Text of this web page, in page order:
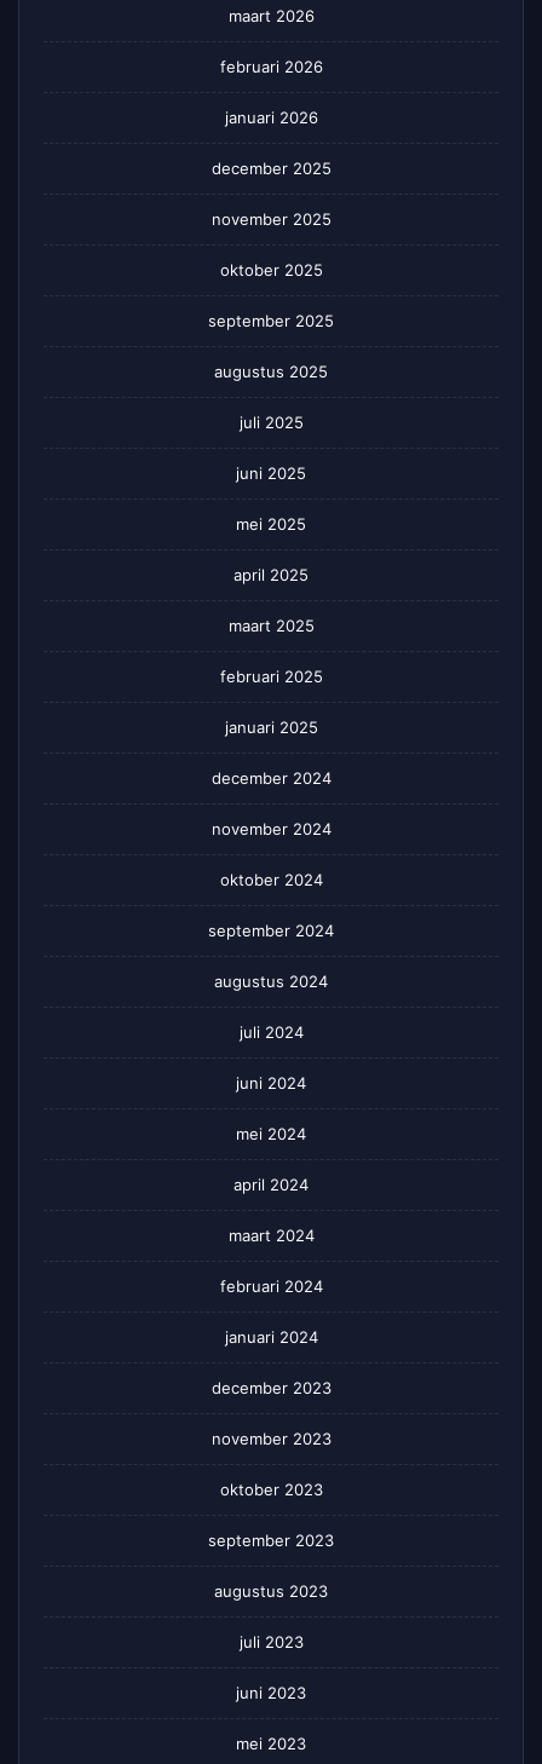
maart 2026
februari 2026
januari 2026
december 2025
november 2025
oktober 2025
september 2025
augustus 2025
juli 2025
juni 2025
mei 2025
april 2025
maart 2025
februari 2025
januari 2025
december 2024
november 2024
oktober 2024
september 2024
augustus 2024
juli 2024
juni 2024
mei 2024
april 2024
maart 2024
februari 2024
januari 2024
december 2023
november 2023
oktober 2023
september 2023
augustus 2023
juli 2023
juni 2023
mei 2023